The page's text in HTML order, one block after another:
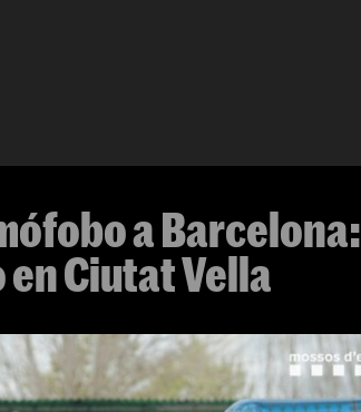
a Barcelona:
Ciutat Vella